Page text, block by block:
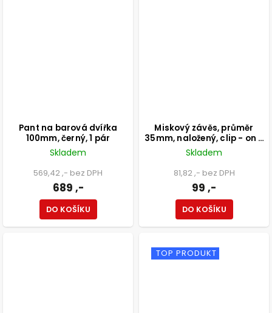
Pant na barová dvířka
100mm, černý, 1 pár
Skladem
569,42 ,- bez DPH
689 ,-
DO KOŠÍKU
Miskový závěs, průměr
35mm, naložený, clip - on s
integrovaným tlumením
Skladem
81,82 ,- bez DPH
99 ,-
DO KOŠÍKU
TOP PRODUKT